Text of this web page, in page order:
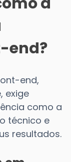
end?
end,
exige
como a
técnico e
resultados.